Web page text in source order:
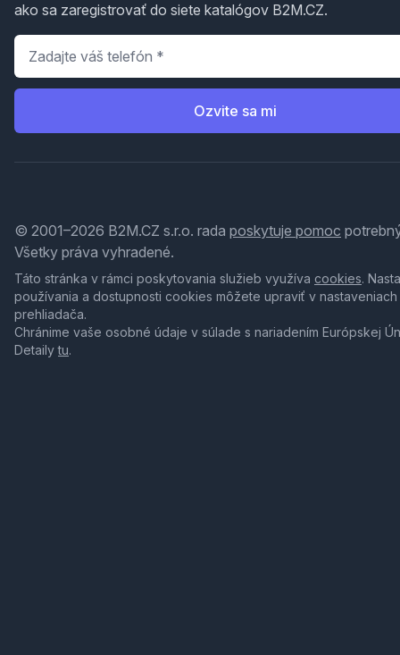
ako sa zaregistrovať do siete katalógov B2M.CZ.
Telefón
Ozvite sa mi
© 2001–2026 B2M.CZ s.r.o. rada poskytuje pomoc
Všetky práva vyhradené.
Táto stránka v rámci poskytovania služieb využíva cookies.
používania a dostupnosti cookies môžete upraviť v nastaveniach
prehliadača.
Chránime vaše osobné údaje v súlade s nariadením Európskej
Detailytu.